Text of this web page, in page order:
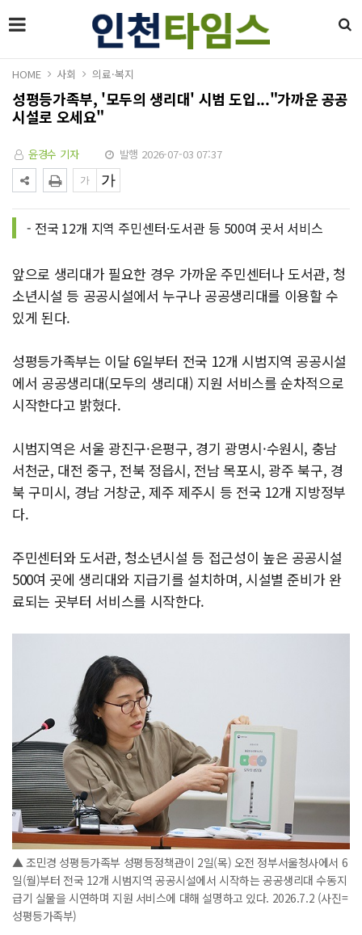
HOME 사회 의료·복지
성평등가족부, '모두의 생리대' 시범 도입..."가까운 공공
시설로 오세요"
윤경수 기자 발행 2026-07-03 07:37
- 전국 12개 지역 주민센터·도서관 등 500여 곳서 서비스
앞으로 생리대가 필요한 경우 가까운 주민센터나 도서관, 청
소년시설 등 공공시설에서 누구나 공공생리대를 이용할 수
있게 된다.
성평등가족부는 이달 6일부터 전국 12개 시범지역 공공시설
에서 공공생리대(모두의 생리대) 지원 서비스를 순차적으로
시작한다고 밝혔다.
시범지역은 서울 광진구·은평구, 경기 광명시·수원시, 충남
서천군, 대전 중구, 전북 정읍시, 전남 목포시, 광주 북구, 경
북 구미시, 경남 거창군, 제주 제주시 등 전국 12개 지방정부
다.
주민센터와 도서관, 청소년시설 등 접근성이 높은 공공시설
500여 곳에 생리대와 지급기를 설치하며, 시설별 준비가 완
료되는 곳부터 서비스를 시작한다.
▲ 조민경 성평등가족부 성평등정책관이 2일(목) 오전 정부서울청사에서 6
일(월)부터 전국 12개 시범지역 공공시설에서 시작하는 공공생리대 수동지
급기 실물을 시연하며 지원 서비스에 대해 설명하고 있다. 2026.7.2 (사진=
성평등가족부)